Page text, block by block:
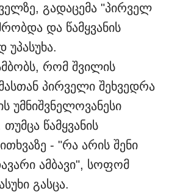
გადაცემა "პირველ
და წამყვანის
უპასუხა.
რომ შვილის
პირველი შეხვედრა
უმნიშვნელოვანესი
წამყვანის
- "რა არის შენი
ამბავი", სოფომ
გასცა.